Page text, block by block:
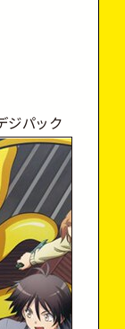
ジパック